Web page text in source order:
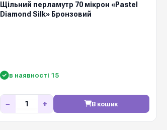
Щільний перламутр 70 мікрон «Pastel
Diamond Silk» Бронзовий
в наявності 15
− + В кошик